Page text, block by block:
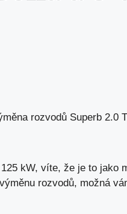
rozvodů Superb 2.0
kW, víte, že je to jako
rozvodů, možná